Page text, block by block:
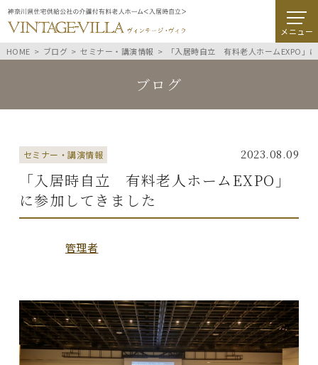
メニュー
HOME
ブログ セミナー・講演情報 「入居時自立 有料老人ホームEXPO」
ブログ
セミナー・講演情報 2023.08.09
「入居時自立 有料老人ホームEXPO」
に参加してきました
管理者